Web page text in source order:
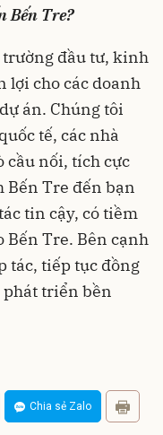
Bến Tre?
đầu tư, kinh
lợi cho các doanh
án. Chúng tôi
tế, các nhà
cầu nối, tích cực
Bến Tre đến bạn
tin cậy, có tiềm
Bến Tre. Bên cạnh
tác, tiếp tục đồng
triển bền
Chia sẻ Zalo